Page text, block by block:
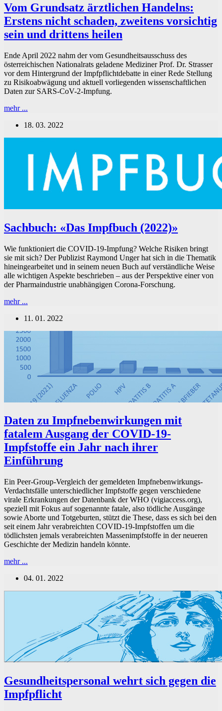
Vom Grundsatz ärztlichen Handelns:
Erstens nicht schaden, zweitens vorsichtig
sein und drittens heilen
Ende April 2022 nahm der vom Gesundheitsausschuss des
österreichischen Nationalrats geladene Mediziner Prof. Dr. Strasser
vor dem Hintergrund der Impfpflichtdebatte in einer Rede Stellung
zu Risikoabwägung und aktuell vorliegenden wissenschaftlichen
Daten zur SARS-CoV-2-Impfung.
mehr ...
ärztlichen
nicht
schaden,
zweitens
vorsichtig
18. 03. 2022
Sachbuch: «Das Impfbuch (2022)»
Wie funktioniert die COVID-19-Impfung? Welche Risiken bringt
sie mit sich? Der Publizist Raymond Unger hat sich in die Thematik
hineingearbeitet und in seinem neuen Buch auf verständliche Weise
alle wichtigen Aspekte beschrieben – aus der Perspektive einer von
der Pharmaindustrie unabhängigen Corona-Forschung.
mehr ...
Impfbuch
11. 01. 2022
Daten zu Impfnebenwirkungen mit
fatalem Ausgang der COVID-19-
Impfstoffe ein Jahr nach ihrer
Einführung
Ein Peer-Group-Vergleich der gemeldeten Impfnebenwirkungs-
Verdachtsfälle unterschiedlicher Impfstoffe gegen verschiedene
virale Erkrankungen der Datenbank der WHO (vigiaccess.org),
speziell mit Fokus auf sogenannte fatale, also tödliche Ausgänge
sowie Aborte und Totgeburten, stützt die These, dass es sich bei den
seit einem Jahr verabreichten COVID-19-Impfstoffen um die
tödlichsten jemals verabreichten Massenimpfstoffe in der neueren
Geschichte der Medizin handeln könnte.
mehr ...
Impfnebenwirkungen
Impfstoffe
ein
ihrer
Einführung
04. 01. 2022
Gesundheitspersonal wehrt sich gegen die
Impfpflicht